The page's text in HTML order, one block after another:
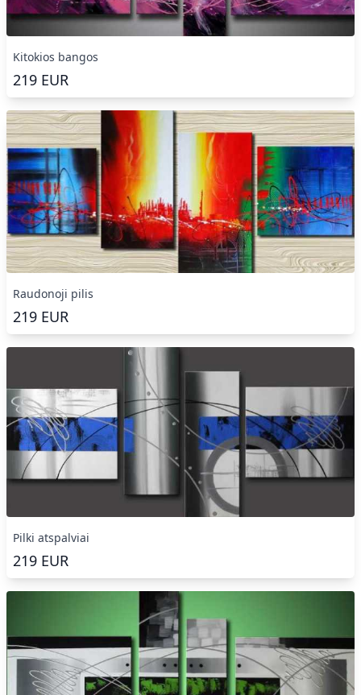
Kitokios bangos
219 EUR
Raudonoji pilis
219 EUR
Pilki atspalviai
219 EUR